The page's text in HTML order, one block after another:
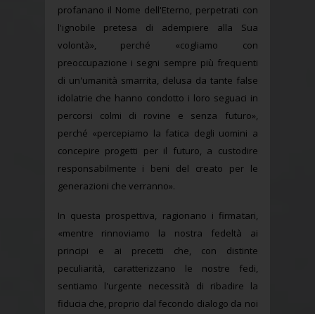
profanano il Nome dell'Eterno, perpetrati con
l'ignobile pretesa di adempiere alla Sua
volontà», perché «cogliamo con
preoccupazione i segni sempre più frequenti
di un'umanità smarrita, delusa da tante false
idolatrie che hanno condotto i loro seguaci in
percorsi colmi di rovine e senza futuro»,
perché «percepiamo la fatica degli uomini a
concepire progetti per il futuro, a custodire
responsabilmente i beni del creato per le
generazioni che verranno».
In questa prospettiva, ragionano i firmatari,
«mentre rinnoviamo la nostra fedeltà ai
principi e ai precetti che, con distinte
peculiarità, caratterizzano le nostre fedi,
sentiamo l'urgente necessità di ribadire la
fiducia che, proprio dal fecondo dialogo da noi